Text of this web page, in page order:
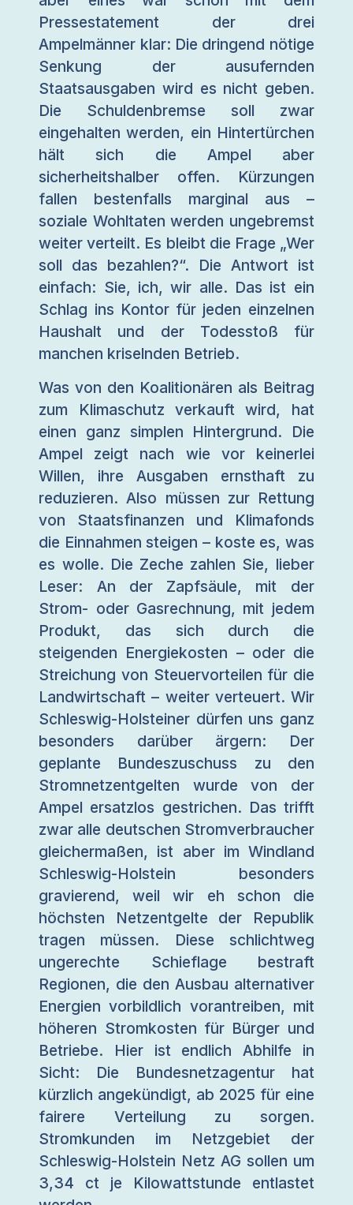
Pressestatement der drei
Ampelmänner klar: Die dringend nötige
Senkung der ausufernden
Staatsausgaben wird es nicht geben.
Die Schuldenbremse soll zwar
eingehalten werden, ein Hintertürchen
hält sich die Ampel aber
sicherheitshalber offen. Kürzungen
fallen bestenfalls marginal aus –
soziale Wohltaten werden ungebremst
weiter verteilt. Es bleibt die Frage „Wer
soll das bezahlen?“. Die Antwort ist
einfach: Sie, ich, wir alle. Das ist ein
Schlag ins Kontor für jeden einzelnen
Haushalt und der Todesstoß für
manchen kriselnden Betrieb.
Was von den Koalitionären als Beitrag
zum Klimaschutz verkauft wird, hat
einen ganz simplen Hintergrund. Die
Ampel zeigt nach wie vor keinerlei
Willen, ihre Ausgaben ernsthaft zu
reduzieren. Also müssen zur Rettung
von Staatsfinanzen und Klimafonds
die Einnahmen steigen – koste es, was
es wolle. Die Zeche zahlen Sie, lieber
Leser: An der Zapfsäule, mit der
Strom- oder Gasrechnung, mit jedem
Produkt, das sich durch die
steigenden Energiekosten – oder die
Streichung von Steuervorteilen für die
Landwirtschaft – weiter verteuert. Wir
Schleswig-Holsteiner dürfen uns ganz
besonders darüber ärgern: Der
geplante Bundeszuschuss zu den
Stromnetzentgelten wurde von der
Ampel ersatzlos gestrichen. Das trifft
zwar alle deutschen Stromverbraucher
gleichermaßen, ist aber im Windland
Schleswig-Holstein besonders
gravierend, weil wir eh schon die
höchsten Netzentgelte der Republik
tragen müssen. Diese schlichtweg
ungerechte Schieflage bestraft
Regionen, die den Ausbau alternativer
Energien vorbildlich vorantreiben, mit
höheren Stromkosten für Bürger und
Betriebe. Hier ist endlich Abhilfe in
Sicht: Die Bundesnetzagentur hat
kürzlich angekündigt, ab 2025 für eine
fairere Verteilung zu sorgen.
Stromkunden im Netzgebiet der
Schleswig-Holstein Netz AG sollen um
3,34 ct je Kilowattstunde entlastet